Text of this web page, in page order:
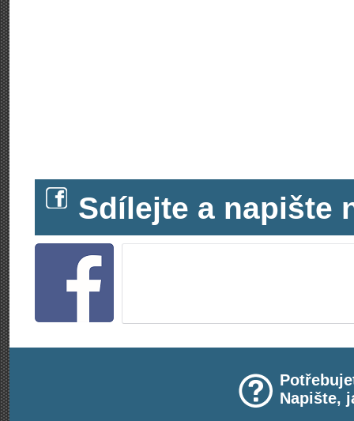
Sdílejte a napište
Napište,